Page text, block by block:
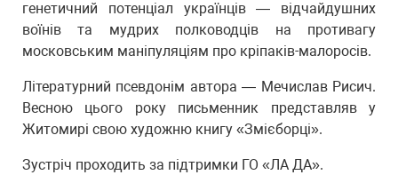
генетичний потенціал українців — відчайдушних
воїнів та мудрих полководців на противагу
московським маніпуляціям про кріпаків-малоросів.
Літературний псевдонім автора — Мечислав Рисич.
Весною цього року письменник представляв у
Житомирі свою художню книгу «Змієборці».
Зустріч проходить за підтримки ГО «ЛА ДА».